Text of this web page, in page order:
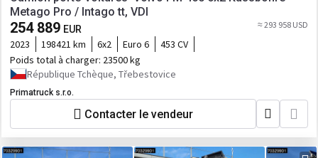
Metago Pro / Intago tt, VDI
254 889 EUR ≈ 293 958 USD
2023 198421 km 6x2 Euro 6
453 CV
Poids total à charger: 23500 kg
République Tchèque, Třebestovice
Primatruck s.r.o.
Contacter le vendeur